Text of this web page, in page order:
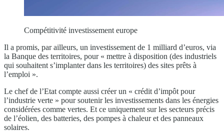
Compétitivité investissement europe
Il a promis, par ailleurs, un investissement de 1 milliard d’euros, via
la Banque des territoires, pour « mettre à disposition (des industriels
qui souhaitent s’implanter dans les territoires) des sites prêts à
l’emploi ».
Le chef de l’Etat compte aussi créer un « crédit d’impôt pour
l’industrie verte » pour soutenir les investissements dans les énergies
considérées comme vertes. Et ce uniquement sur les secteurs précis
de l’éolien, des batteries, des pompes à chaleur et des panneaux
solaires.